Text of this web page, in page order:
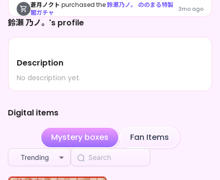
鈴瀬 乃ノ。's profile
Description
No description yet.
Digital items
Mystery boxes Fan Items
Trending
蒼月ノクト purchased the鈴瀬乃ノ。 ののまる特製
闇ガチャ
3mo ago
蒼月ノクト
闇ガチャ
闇ガチャ
蒼月ノクトpurchased the
闇ガチャ